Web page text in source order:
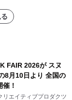
FAIR 2026が スヌ
8月10日より 全国の
！
リエイティブプロダクツ